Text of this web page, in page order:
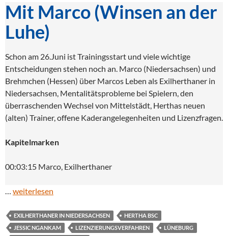
Mit Marco (Winsen an der
Luhe)
Schon am 26.Juni ist Trainingsstart und viele wichtige
Entscheidungen stehen noch an. Marco (Niedersachsen) und
Brehmchen (Hessen) über Marcos Leben als Exilherthaner in
Niedersachsen, Mentalitätsprobleme bei Spielern, den
überraschenden Wechsel von Mittelstädt, Herthas neuen
(alten) Trainer, offene Kaderangelegenheiten und Lizenzfragen.
Kapitelmarken
00:03:15 Marco, Exilherthaner
… weiterlesen
EXILHERTHANER IN NIEDERSACHSEN
HERTHA BSC
JESSIC NGANKAM
LIZENZIERUNGSVERFAHREN
LÜNEBURG